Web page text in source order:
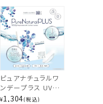
ピュアナチュラルワ
ンデープラス UV＆
モイスト[低含水
¥1,304 税込